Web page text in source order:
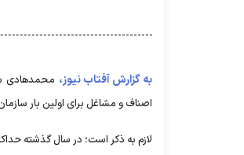
به گزارش آفتاب نیوز،
اصناف و مشاغل برای اولین بار سازمان مالیاتی